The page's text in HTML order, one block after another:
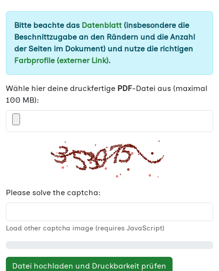
Bitte beachte das Datenblatt (insbesondere die
Beschnittzugabe an den Rändern und die Anzahl
der Seiten im Dokument) und nutze die richtigen
Farbprofile (externer Link).
Wähle hier deine druckfertige PDF-Datei aus (maximal
100 MB):
Please solve the captcha:
Load other captcha image (requires JavaScript)
Datei hochladen und Druckbarkeit prüfen